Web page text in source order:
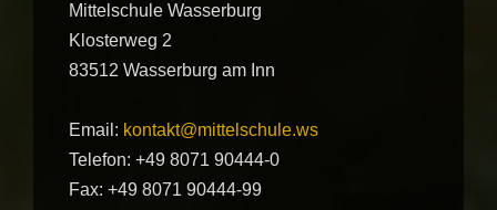
Mittelschule Wasserburg
Klosterweg 2
83512 Wasserburg am Inn
Email: kontakt@mittelschule.ws
Telefon: +49 8071 90444-0
Fax: +49 8071 90444-99